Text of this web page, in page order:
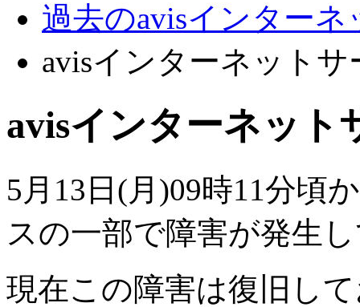
過去のavisインターネ
avisインターネットサ
avisインターネット
5月13日(月)09時11分頃
スの一部で障害が発生
現在この障害は復旧し